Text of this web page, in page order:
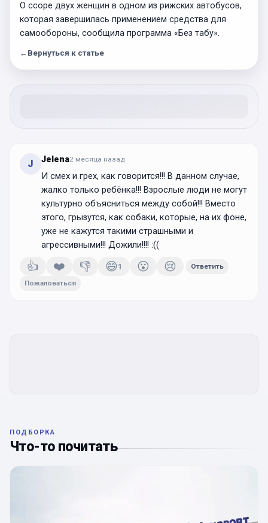
О ссоре двух женщин в одном из рижских автобусов,
которая завершилась применением средства для
самообороны, сообщила программа «Без табу».
← Вернуться к статье
J Jelena2 месяца назад
И смех и грех, как говорится!!! В данном случае,
жалко только ребёнка!!! Взрослые люди не могут
культурно объясниться между собой!!! Вместо
этого, грызутся, как собаки, которые, на их фоне,
уже не кажутся такими страшными и
агрессивными!!! Дожили!!!! :((
👍 ❤️ 👎 😄 1 😮 😢 Ответить
Пожаловаться
ПОДБОРКА
Что-то почитать